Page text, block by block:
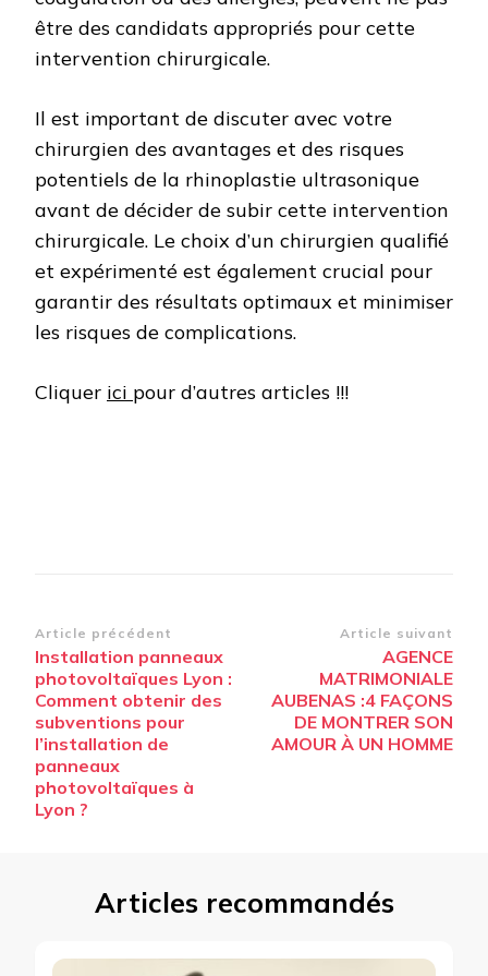
être des candidats appropriés pour cette
intervention chirurgicale.
Il est important de discuter avec votre
chirurgien des avantages et des risques
potentiels de la rhinoplastie ultrasonique
avant de décider de subir cette intervention
chirurgicale. Le choix d’un chirurgien qualifié
et expérimenté est également crucial pour
garantir des résultats optimaux et minimiser
les risques de complications.
Cliquer ici pour d’autres articles !!!
Navigation
d’article
Article précédent
Installation panneaux
photovoltaïques Lyon :
Comment obtenir des
subventions pour
l’installation de
panneaux
photovoltaïques à
Lyon ?
Article suivant
AGENCE
MATRIMONIALE
AUBENAS :4 FAÇONS
DE MONTRER SON
AMOUR À UN HOMME
Articles recommandés